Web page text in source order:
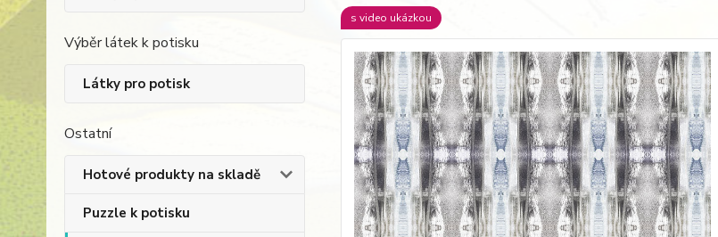
Výběr látek k potisku
Látky pro potisk
Ostatní
Hotové produkty na skladě
Puzzle k potisku
s video ukázkou